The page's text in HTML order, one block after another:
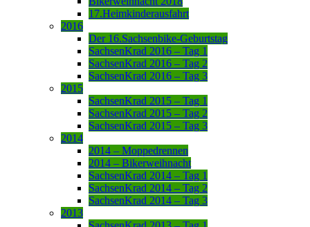
17.Heimkinderausfahrt
2016
Der 16.Sachsenbike-Geburtstag
SachsenKrad 2016 – Tag 1
SachsenKrad 2016 – Tag 2
SachsenKrad 2016 – Tag 3
2015
SachsenKrad 2015 – Tag 1
SachsenKrad 2015 – Tag 2
SachsenKrad 2015 – Tag 3
2014
2014 – Moppedrennen
2014 – Bikerweihnacht
SachsenKrad 2014 – Tag 1
SachsenKrad 2014 – Tag 2
SachsenKrad 2014 – Tag 3
2013